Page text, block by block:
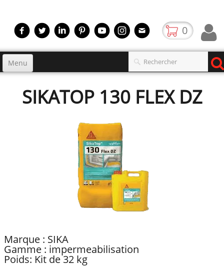
0
Menu
Produits▼
SIKATOP 130 FLEX DZ
Marque : SIKA
Gamme : impermeabilisation
Poids: Kit de 32 kg